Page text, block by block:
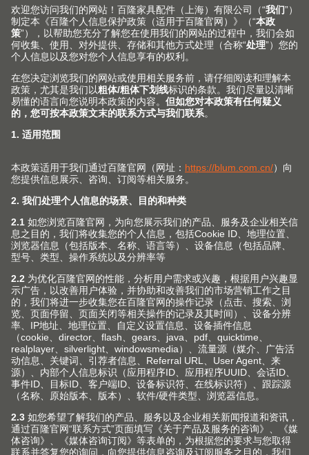
配有 EASYSTICK 的 MINIPRESS top
专业钻孔机
钻孔。搭配使用 EASYSTICK 更可自动计算确切的钻孔位
置，直尺和钻孔滑块会自动移动到正确位置上。
配有 EASYSTICK 的 MINIPRESS P 气
动钻孔机
作为钻孔和五金件安装专家，MINIPRESS P 气动钻孔机
可以驾轻就熟、精确地完成柜体、柜门和面板加工：使用